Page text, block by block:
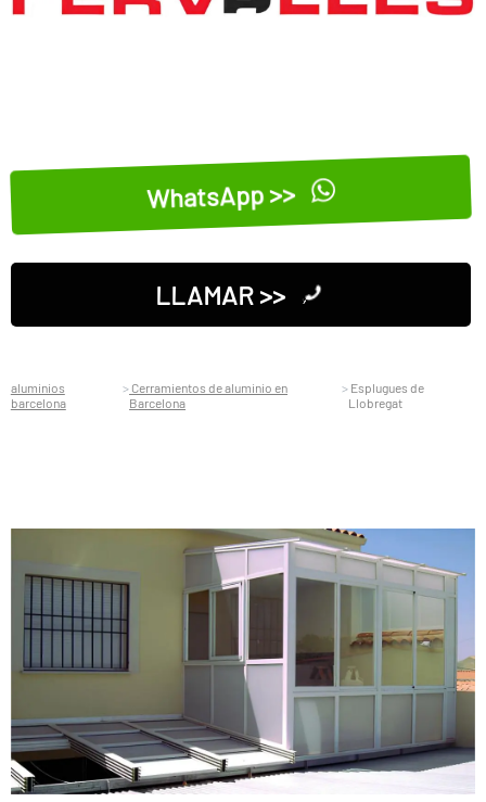
WhatsApp >>
LLAMAR >>
aluminios
barcelona
Cerramientos de aluminio en
Barcelona
Esplugues de
Llobregat